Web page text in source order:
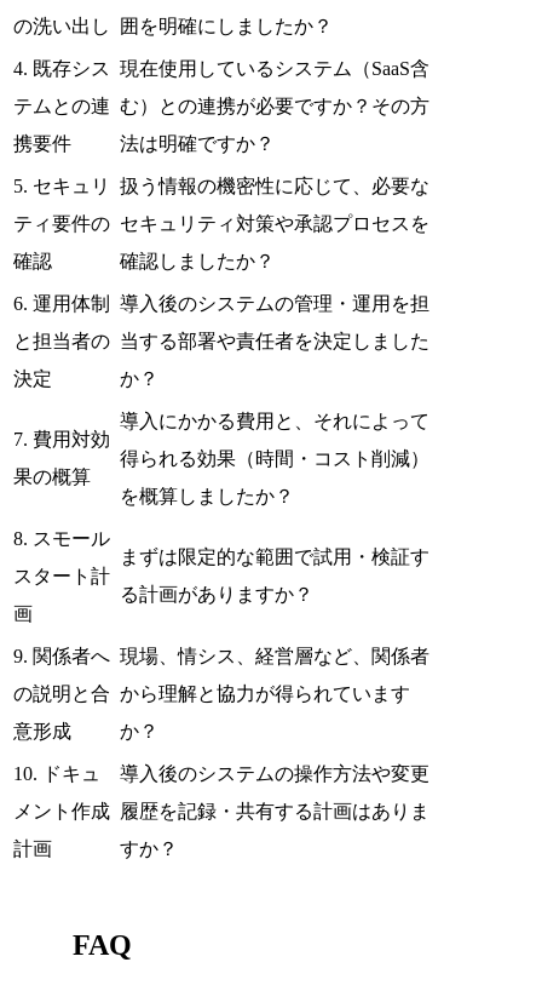
の洗い出し
囲を明確にしましたか？
4. 既存シス
テムとの連
携要件
現在使用しているシステム（SaaS含
む）との連携が必要ですか？その方
法は明確ですか？
5. セキュリ
ティ要件の
確認
扱う情報の機密性に応じて、必要な
セキュリティ対策や承認プロセスを
確認しましたか？
6. 運用体制
と担当者の
決定
導入後のシステムの管理・運用を担
当する部署や責任者を決定しました
か？
7. 費用対効
果の概算
導入にかかる費用と、それによって
得られる効果（時間・コスト削減）
を概算しましたか？
8. スモール
スタート計
画
まずは限定的な範囲で試用・検証す
る計画がありますか？
9. 関係者へ
の説明と合
意形成
現場、情シス、経営層など、関係者
から理解と協力が得られています
か？
10. ドキュ
メント作成
計画
導入後のシステムの操作方法や変更
履歴を記録・共有する計画はありま
すか？
FAQ